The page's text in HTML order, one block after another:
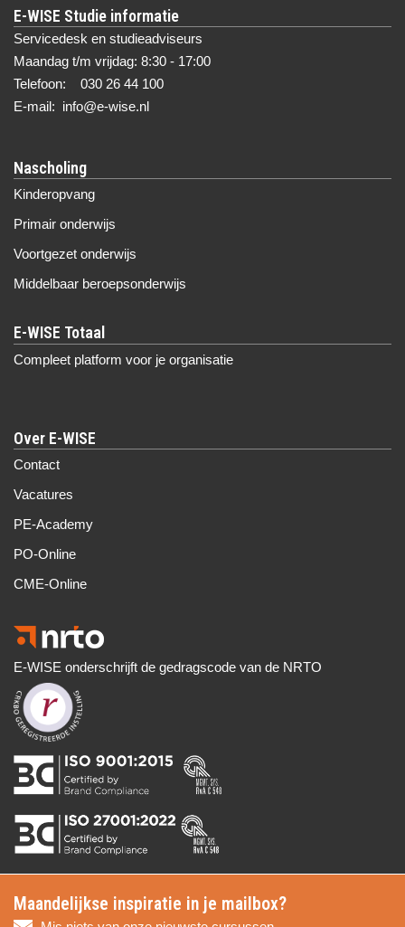
E-WISE Studie informatie
Servicedesk en studieadviseurs
Maandag t/m vrijdag: 8:30 - 17:00
Telefoon: 030 26 44 100
E-mail: info@e-wise.nl
Nascholing
Kinderopvang
Primair onderwijs
Voortgezet onderwijs
Middelbaar beroepsonderwijs
Compleet platform voor je organisatie
Over E-WISE
Contact
Vacatures
PE-Academy
PO-Online
CME-Online
E-WISE onderschrijft de gedragscode van de NRTO
Maandelijkse inspiratie in je mailbox?